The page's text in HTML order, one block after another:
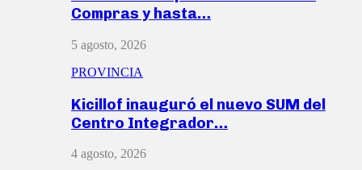
Compras y hasta…
5 agosto, 2026
PROVINCIA
Kicillof inauguró el nuevo SUM del
Centro Integrador…
4 agosto, 2026